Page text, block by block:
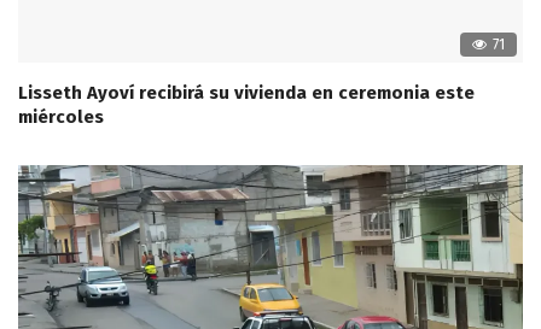
71
Lisseth Ayoví recibirá su vivienda en ceremonia este
miércoles